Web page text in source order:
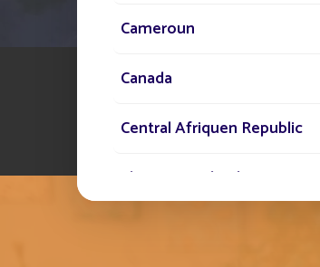
Cameroun
Canada
Central Afriquen Republic
Christmas Island